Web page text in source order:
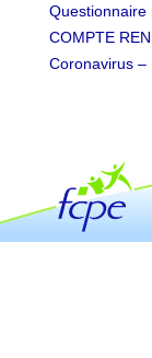
Questionnaire
COMPTE
Coronavirus –